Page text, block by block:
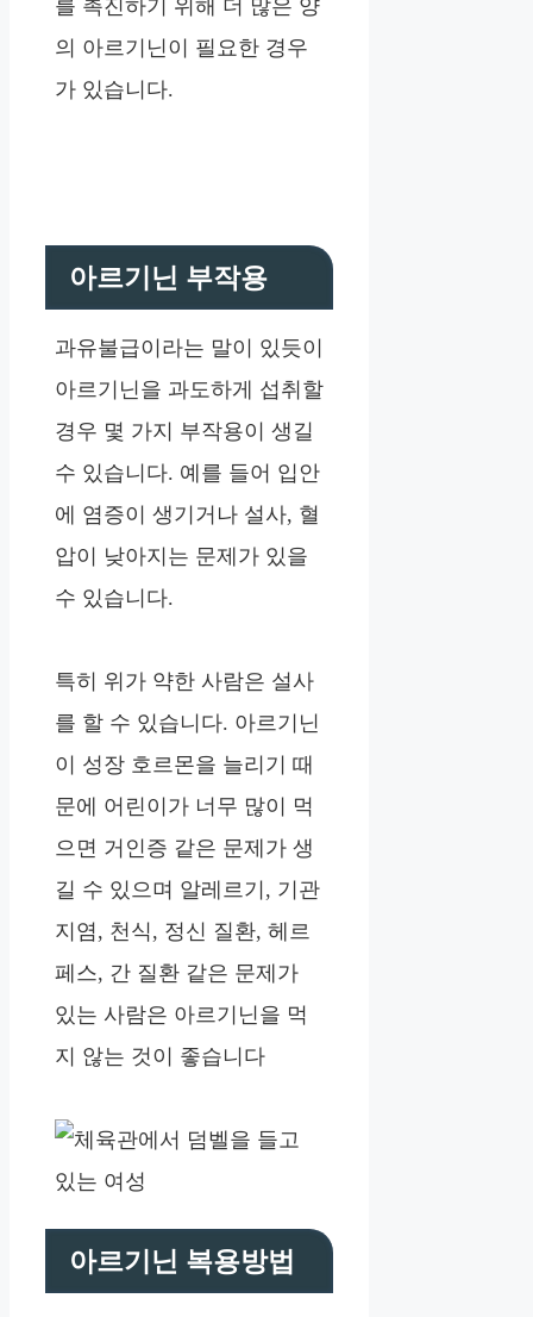
를 촉진하기 위해 더 많은 양
의 아르기닌이 필요한 경우
가 있습니다.
아르기닌 부작용
과유불급이라는 말이 있듯이
아르기닌을 과도하게 섭취할
경우 몇 가지 부작용이 생길
수 있습니다. 예를 들어 입안
에 염증이 생기거나 설사, 혈
압이 낮아지는 문제가 있을
수 있습니다.
특히 위가 약한 사람은 설사
를 할 수 있습니다. 아르기닌
이 성장 호르몬을 늘리기 때
문에 어린이가 너무 많이 먹
으면 거인증 같은 문제가 생
길 수 있으며 알레르기, 기관
지염, 천식, 정신 질환, 헤르
페스, 간 질환 같은 문제가
있는 사람은 아르기닌을 먹
지 않는 것이 좋습니다
아르기닌 복용방법